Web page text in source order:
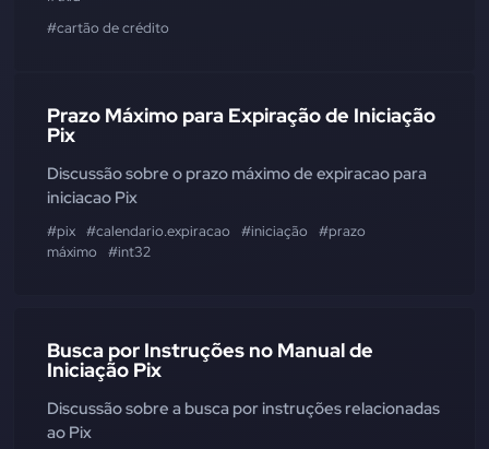
#cartão de crédito
Prazo Máximo para Expiração de Iniciação
Pix
Discussão sobre o prazo máximo de expiracao para
iniciacao Pix
#pix #calendario.expiracao #iniciação
#prazo
máximo
#int32
Busca por Instruções no Manual de
Iniciação Pix
Discussão sobre a busca por instruções relacionadas
ao Pix